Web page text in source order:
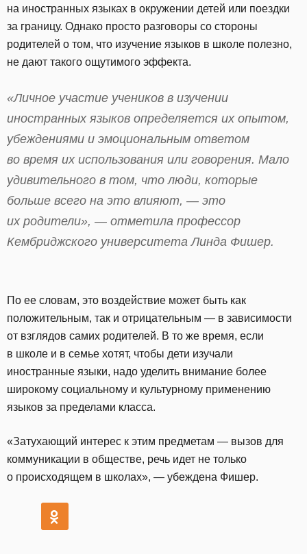
на иностранных языках в окружении детей или поездки
за границу. Однако просто разговоры со стороны
родителей о том, что изучение языков в школе полезно,
не дают такого ощутимого эффекта.
«Личное участие учеников в изучении
иностранных языков определяется их опытом,
убеждениями и эмоциональным ответом
во время их использования или говорения. Мало
удивительного в том, что люди, которые
больше всего на это влияют, — это
их родители», — отметила профессор
Кембриджского университета Линда Фишер.
По ее словам, это воздействие может быть как
положительным, так и отрицательным — в зависимости
от взглядов самих родителей. В то же время, если
в школе и в семье хотят, чтобы дети изучали
иностранные языки, надо уделить внимание более
широкому социальному и культурному применению
языков за пределами класса.
«Затухающий интерес к этим предметам — вызов для
коммуникации в обществе, речь идет не только
о происходящем в школах», — убеждена Фишер.